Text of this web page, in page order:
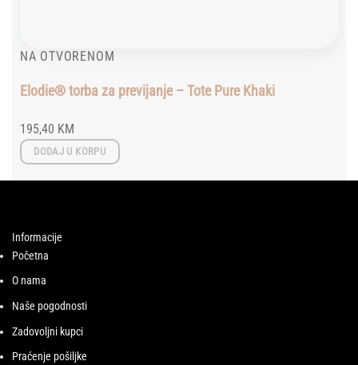
NA OTVORENOM
Elodie® torba za previjanje – Tote Pure Khaki
195,40 KM
DODAJ U KORPU
Informacije
Početna
O nama
Naše pogodnosti
Zadovoljni kupci
Praćenje pošiljke